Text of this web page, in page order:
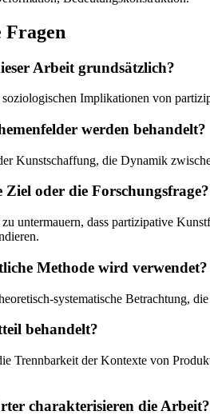
Fragen
Arbeit grundsätzlich?
Implikationen von
werden behandelt?
Kunstschaffung, die Dynamik
Ziel oder die Forschungsfrage?
untermauern, dass partizipative
Methode wird verwendet?
systematische Betrachtung,
behandelt?
Trennbarkeit der Kontexte von
charakterisieren die Arbeit?